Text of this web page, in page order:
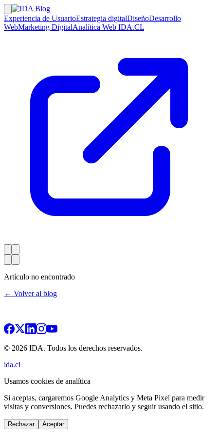
Experiencia de UsuarioEstrategia digitalDiseñoDesarrollo
WebMarketing DigitalAnalítica Web IDA.CL
Artículo no encontrado
← Volver al blog
© 2026 IDA. Todos los derechos reservados.
ida.cl
Usamos cookies de analítica
Si aceptas, cargaremos Google Analytics y Meta Pixel para medir
visitas y conversiones. Puedes rechazarlo y seguir usando el sitio.
Rechazar Aceptar